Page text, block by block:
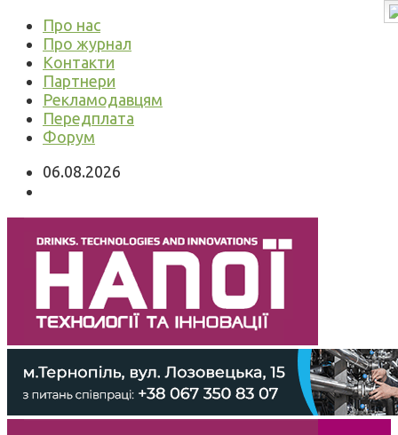
Про нас
Про журнал
Контакти
Партнери
Рекламодавцям
Передплата
Форум
06.08.2026